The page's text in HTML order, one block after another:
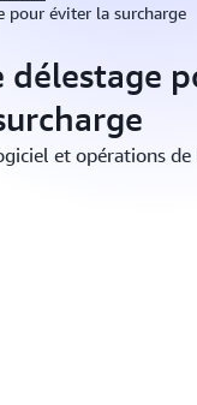
pour éviter la surcharge
délestage
et opérations de